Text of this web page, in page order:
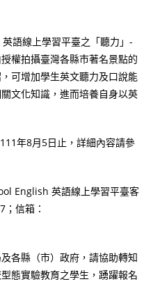
語線上學習平臺之「聽力」-
權拍攝臺灣各縣市著名景點的
可增加學生英文聽力及口說能
文化知識，進而培養自身以英
年8月5日止，詳細內容請參
English 英語線上學習平臺客
信箱：
各縣（市）政府，請協助轉知
態實驗教育之學生，踴躍報名